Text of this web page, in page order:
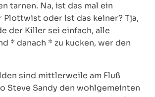
tarnen. Na, ist das mal ein
Plottwist oder ist das keiner? Tja,
der Killer sei einfach, alle
* danach * zu kucken, wer den
sind mittlerweile am Fluß
Steve Sandy den wohlgemeinten